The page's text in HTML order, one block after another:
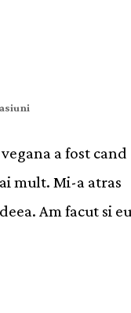
a fost cand
mult. Mi-a atras
Am facut si eu